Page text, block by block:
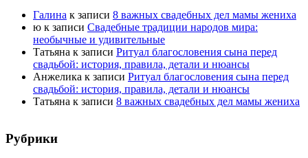
Галина к записи 8 важных свадебных дел мамы жениха
ю к записи Свадебные традиции народов мира:
необычные и удивительные
Татьяна к записи Ритуал благословения сына перед
свадьбой: история, правила, детали и нюансы
Анжелика к записи Ритуал благословения сына перед
свадьбой: история, правила, детали и нюансы
Татьяна к записи 8 важных свадебных дел мамы жениха
Рубрики